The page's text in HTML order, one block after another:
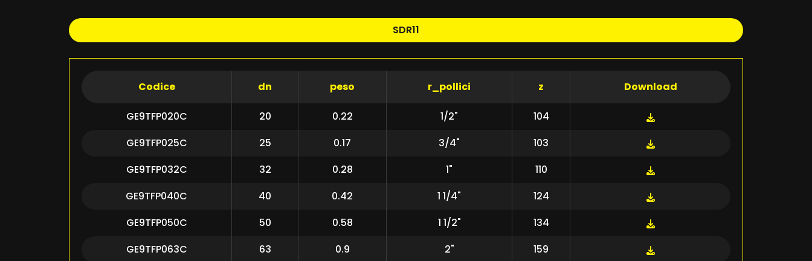
SDR11
Codice dn peso r_pollici z Download
GE9TFP020C 20 0.22 1/2"
104
GE9TFP025C
25 0.17 3/4"
103
GE9TFP032C
32 0.28 1"
110
GE9TFP040C
40 0.42 1 1/4"
124
GE9TFP050C
50 0.58 1 1/2"
134
GE9TFP063C
63 0.9 2"
159